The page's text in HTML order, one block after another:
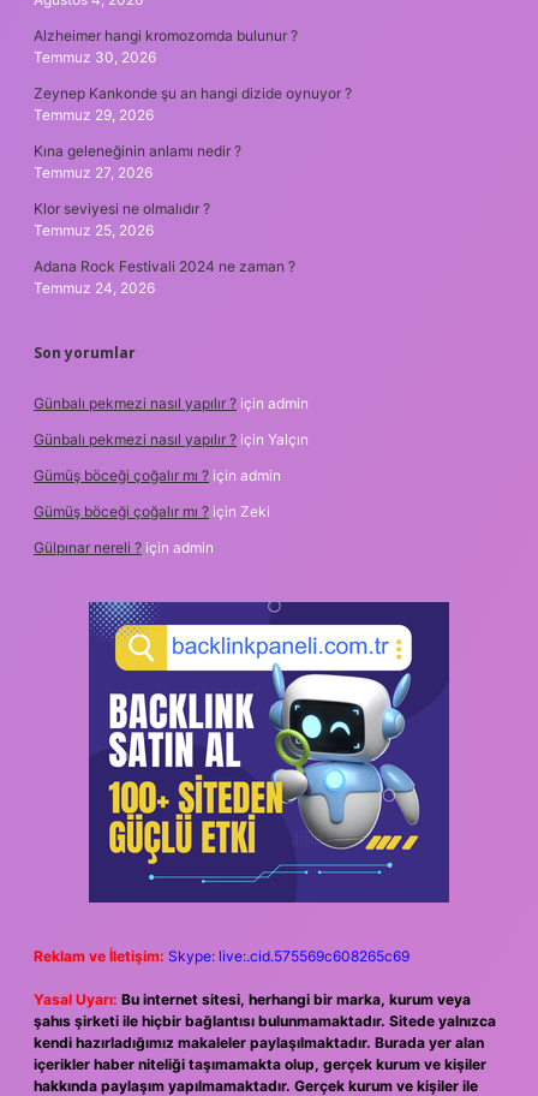
Alzheimer hangi kromozomda bulunur ?
Temmuz 30, 2026
Zeynep Kankonde şu an hangi dizide oynuyor ?
Temmuz 29, 2026
Kına geleneğinin anlamı nedir ?
Temmuz 27, 2026
Klor seviyesi ne olmalıdır ?
Temmuz 25, 2026
Adana Rock Festivali 2024 ne zaman ?
Temmuz 24, 2026
Son yorumlar
Günbalı pekmezi nasıl yapılır ? için admin
Günbalı pekmezi nasıl yapılır ? için Yalçın
Gümüş böceği çoğalır mı ? için admin
Gümüş böceği çoğalır mı ? için Zeki
Gülpınar nereli ? için admin
Reklam ve İletişim: Skype: live:.cid.575569c608265c69
Yasal Uyarı: Bu internet sitesi, herhangi bir marka, kurum veya
şahıs şirketi ile hiçbir bağlantısı bulunmamaktadır. Sitede yalnızca
kendi hazırladığımız makaleler paylaşılmaktadır. Burada yer alan
içerikler haber niteliği taşımamakta olup, gerçek kurum ve kişiler
hakkında paylaşım yapılmamaktadır. Gerçek kurum ve kişiler ile